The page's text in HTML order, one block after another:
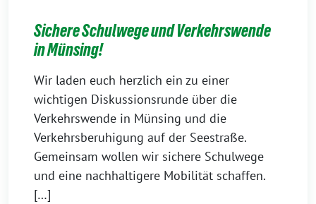
Sichere Schulwege und Verkehrswende
in Münsing!
Wir laden euch herzlich ein zu einer
wichtigen Diskussionsrunde über die
Verkehrswende in Münsing und die
Verkehrsberuhigung auf der Seestraße.
Gemeinsam wollen wir sichere Schulwege
und eine nachhaltigere Mobilität schaffen.
[…]